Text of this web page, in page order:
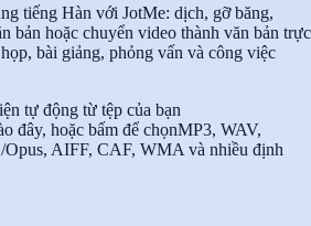
tiếng Hàn với JotMe: dịch, gỡ băng,
bản hoặc chuyển video thành văn bản trực
bài giảng, phỏng vấn và công việc
tự động từ tệp của bạn
đây, hoặc bấm để chọnMP3, WAV,
AIFF, CAF, WMA và nhiều định